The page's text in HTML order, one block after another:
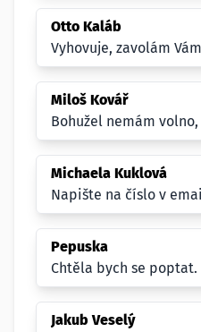
Otto Kaláb
Vyhovuje, zavolám
Miloš Kovář
Bohužel nemám
Michaela Kuklová
Napište na číslo v
Pepuska
Chtěla bych se poptat.
Jakub Veselý